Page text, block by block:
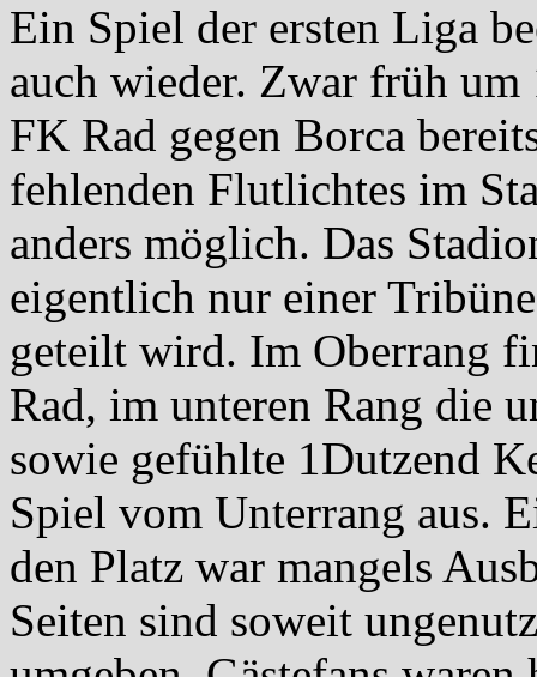
Ein Spiel der ersten Liga
auch wieder. Zwar früh
FK Rad gegen Borca
fehlenden Flutlichtes im
anders möglich. Das
eigentlich nur einer
geteilt wird. Im Oberrang
Rad, im unteren Rang die
sowie gefühlte 1Dutzend
Spiel vom Unterrang aus.
den Platz war mangels
Seiten sind soweit